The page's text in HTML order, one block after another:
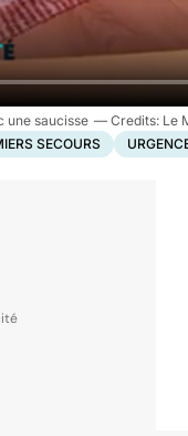
une saucisse
Le
SECOURS